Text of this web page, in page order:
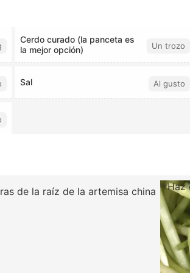
Cerdo curado (la panceta es
la mejor opción)
Un trozo
Sal Al gusto
de la raíz de la artemisa china
Haz